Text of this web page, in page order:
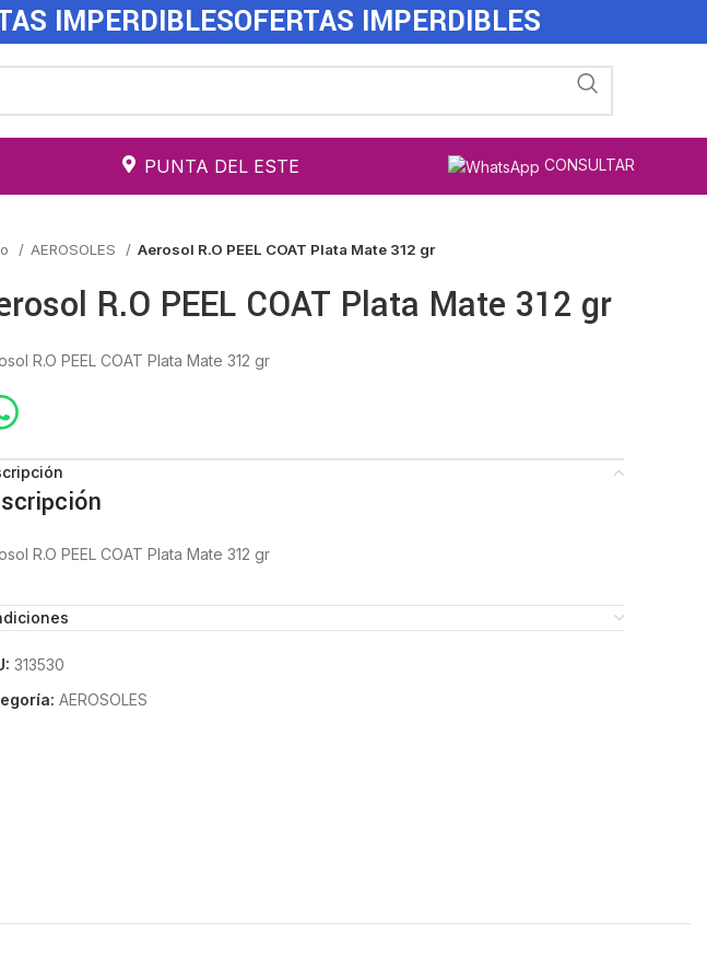
IMPERDIBLESOFERTAS IMPERDIBLES
PUNTA DEL ESTE CONSULTAR
AEROSOLES Aerosol R.O PEEL COAT Plata Mate 312 gr
R.O PEEL COAT Plata Mate 312 gr
R.O PEEL COAT Plata Mate 312 gr
R.O PEEL COAT Plata Mate 312 gr
313530
AEROSOLES